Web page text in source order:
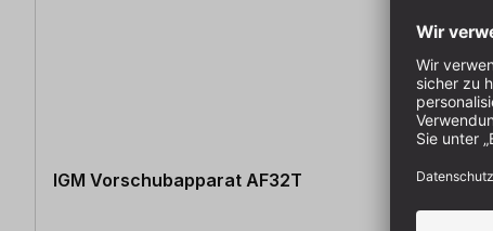
IGM Vorschubapparat AF32T